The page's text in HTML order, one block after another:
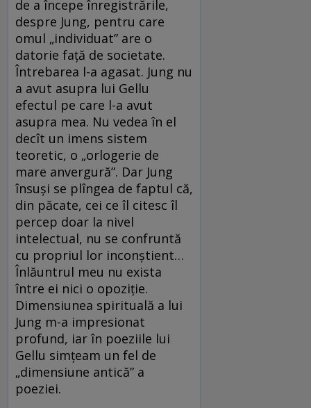
de a începe înregistrările,
despre Jung, pentru care
omul „individuat” are o
datorie faţă de societate.
Întrebarea l-a agasat. Jung nu
a avut asupra lui Gellu
efectul pe care l-a avut
asupra mea. Nu vedea în el
decît un imens sistem
teoretic, o „orlogerie de
mare anvergură”. Dar Jung
însuşi se plîngea de faptul că,
din păcate, cei ce îl citesc îl
percep doar la nivel
intelectual, nu se confruntă
cu propriul lor inconştient…
Înlăuntrul meu nu exista
între ei nici o opoziţie.
Dimensiunea spirituală a lui
Jung m-a impresionat
profund, iar în poeziile lui
Gellu simţeam un fel de
„dimensiune antică” a
poeziei.